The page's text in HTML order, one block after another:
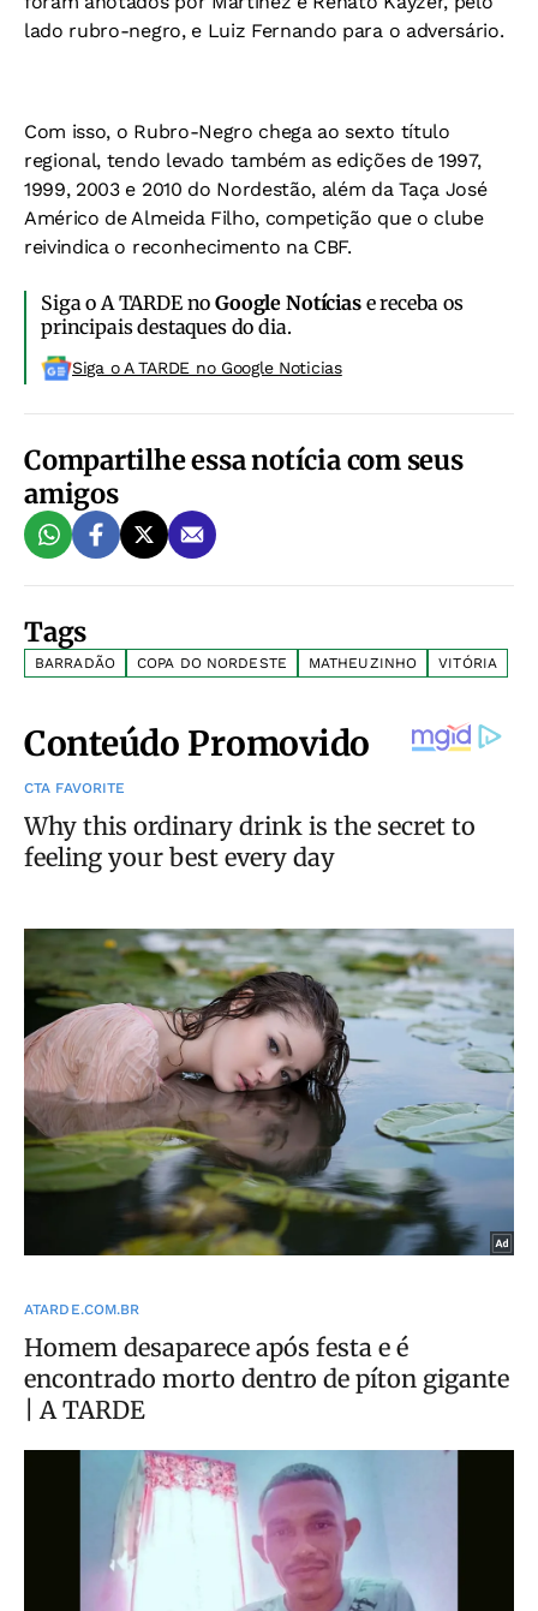
lado rubro-negro, e Luiz Fernando para o adversário.
Com isso, o Rubro-Negro chega ao sexto título
regional, tendo levado também as edições de 1997,
1999, 2003 e 2010 do Nordestão, além da Taça José
Américo de Almeida Filho, competição que o clube
reivindica o reconhecimento na CBF.
Siga o A TARDE noGoogle Notíciase receba os
principais destaques do dia.
Siga o A TARDE no Google Noticias
Compartilhe essa notícia com seus
amigos
Tags
BARRADÃO COPA DO NORDESTE MATHEUZINHO VITÓRIA